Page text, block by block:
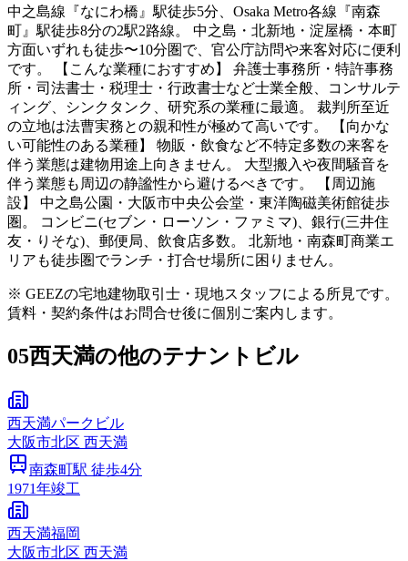
中之島線『なにわ橋』駅徒歩5分、Osaka Metro各線『南森
町』駅徒歩8分の2駅2路線。 中之島・北新地・淀屋橋・本町
方面いずれも徒歩〜10分圏で、官公庁訪問や来客対応に便利
です。 【こんな業種におすすめ】 弁護士事務所・特許事務
所・司法書士・税理士・行政書士など士業全般、コンサルテ
ィング、シンクタンク、研究系の業種に最適。 裁判所至近
の立地は法曹実務との親和性が極めて高いです。 【向かな
い可能性のある業種】 物販・飲食など不特定多数の来客を
伴う業態は建物用途上向きません。 大型搬入や夜間騒音を
伴う業態も周辺の静謐性から避けるべきです。 【周辺施
設】 中之島公園・大阪市中央公会堂・東洋陶磁美術館徒歩
圏。 コンビニ(セブン・ローソン・ファミマ)、銀行(三井住
友・りそな)、郵便局、飲食店多数。 北新地・南森町商業エ
リアも徒歩圏でランチ・打合せ場所に困りません。
※ GEEZの宅地建物取引士・現地スタッフによる所見です。
賃料・契約条件はお問合せ後に個別ご案内します。
05西天満の他のテナントビル
西天満パークビル
大阪市北区 西天満
南森町駅 徒歩4分
1971年竣工
西天満福岡
大阪市北区 西天満